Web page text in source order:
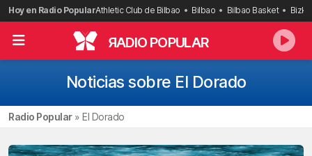
Saltar
al
contenido
Hoy en Radio PopularAthletic Club de Bilbao Bilbao Bilbao Basket
RADIO POPULAR
Noticias sobre El Dorado
Radio Popular» El Dorado